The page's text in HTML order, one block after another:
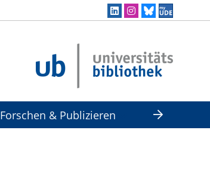
Forschen & Publizieren